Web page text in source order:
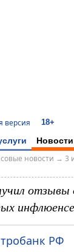
версия 18+
Новости
новости → 3
отзывы о
РФ